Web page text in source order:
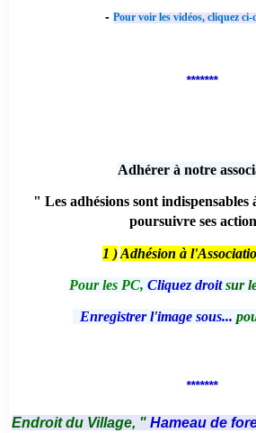
- Pour voir les vidéos, cliquez ci-
*******
Adhérer à notre
" Les adhésions sont
poursuivre ses
1 ) Adhésion à
Pour les PC, Cliquez droitsur
Enregistrer l'image sous...
*******
Endroit du Village, " Hameau de